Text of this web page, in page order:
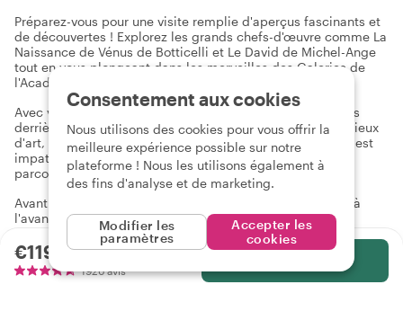
Préparez-vous pour une visite remplie d'aperçus fascinants et
de découvertes ! Explorez les grands chefs-d'œuvre comme La
Naissance de Vénus de Botticelli et Le David de Michel-Ange
tout en vous plongeant dans les merveilles des Galeries de
l'Académie et des Offices.
Avec votre hôte local, vous découvrirez les riches histoires
derrière ces œuvres emblématiques et bien d'autres. Curieux
d'art, d'histoire ou des galeries elles-mêmes ? Votre hôte est
impatient de partager son expertise, s'appuyant sur des
parcours diversifiés dans les arts et l'histoire.
Avant la visite, veuillez vous assurer d'acheter vos billets à
l'avance directement sur le site officiel.
Pourquoi vous aimerez réserver vos propres billets :
Confidentialité totale : Gardez vos informations
€119.49par personne
1926 avis
Consentement aux cookies
Nous utilisons des cookies pour vous offrir la
meilleure expérience possible sur notre
plateforme ! Nous les utilisons également à
des fins d'analyse et de marketing.
Modifier les
paramètres
Accepter les
cookies